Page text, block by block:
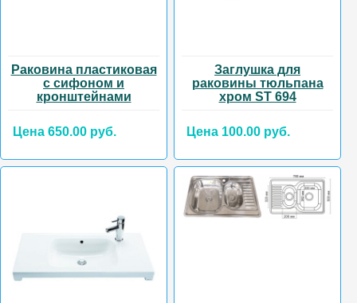
Раковина пластиковая
с сифоном и
кронштейнами
Цена 650.00 руб.
Заглушка для
раковины тюльпана
хром ST 694
Цена 100.00 руб.